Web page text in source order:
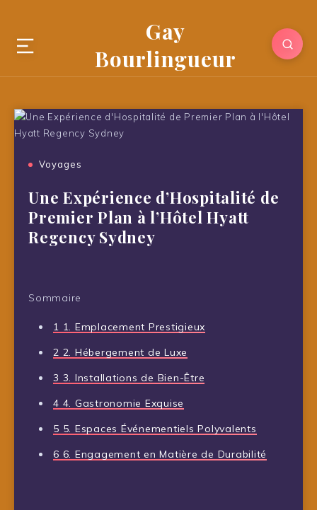
Gay
Bourlingueur
Voyages
Une Expérience d’Hospitalité de
Premier Plan à l’Hôtel Hyatt
Regency Sydney
Sommaire
1 1. Emplacement Prestigieux
2 2. Hébergement de Luxe
3 3. Installations de Bien-Être
4 4. Gastronomie Exquise
5 5. Espaces Événementiels Polyvalents
6 6. Engagement en Matière de Durabilité